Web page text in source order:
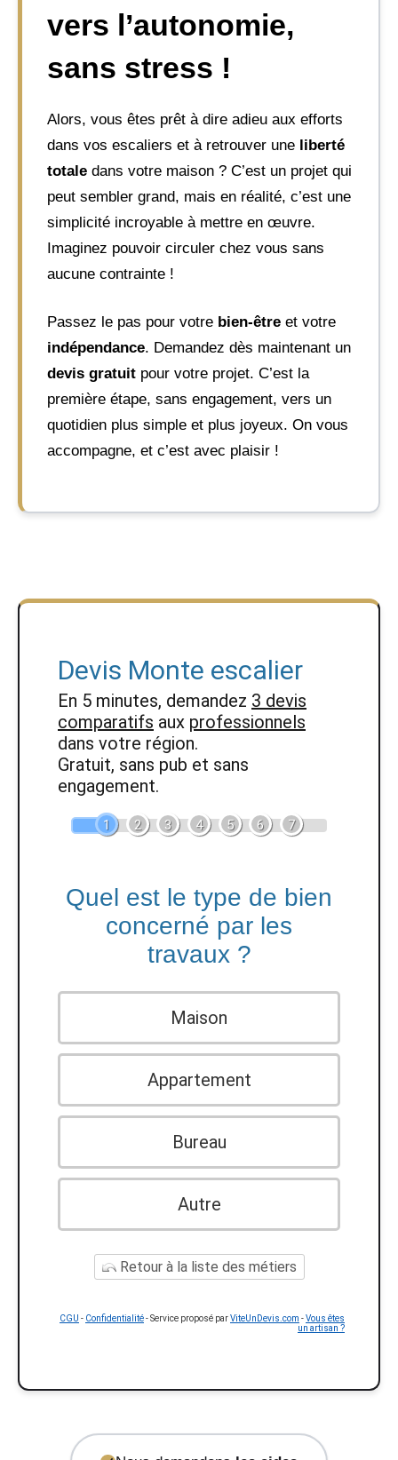
vers l’autonomie,
sans stress !
Alors, vous êtes prêt à dire adieu aux efforts
dans vos escaliers et à retrouver une liberté
totale dans votre maison ? C’est un projet qui
peut sembler grand, mais en réalité, c’est une
simplicité incroyable à mettre en œuvre.
Imaginez pouvoir circuler chez vous sans
aucune contrainte !
Passez le pas pour votre bien-être et votre
indépendance. Demandez dès maintenant un
devis gratuit pour votre projet. C’est la
première étape, sans engagement, vers un
quotidien plus simple et plus joyeux. On vous
accompagne, et c’est avec plaisir !
Devis Monte escalier
En 5 minutes, demandez 3 devis
comparatifs aux professionnels
dans votre région.
Gratuit, sans pub et sans
engagement.
1 2 3 4 5 6 7
Quel est le type de bien
concerné par les
travaux ?
Maison
Appartement
Bureau
Autre
Retour à la liste des métiers
CGU - Confidentialité- Service proposé parViteUnDevis.com -Vous êtes
un artisan ?